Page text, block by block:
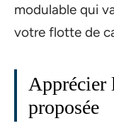
modulable qui
votre flotte de
Apprécier
proposée